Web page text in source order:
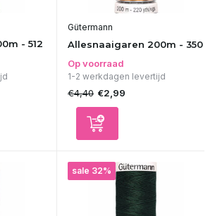
- 512
Gütermann
Allesnaaigaren 200m - 350
Op voorraad
1-2 werkdagen levertijd
€4,40 €2,99
sale 32%